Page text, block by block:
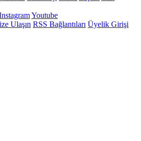
Youtube
Ulaşın RSS Bağlantıları Üyelik Girişi